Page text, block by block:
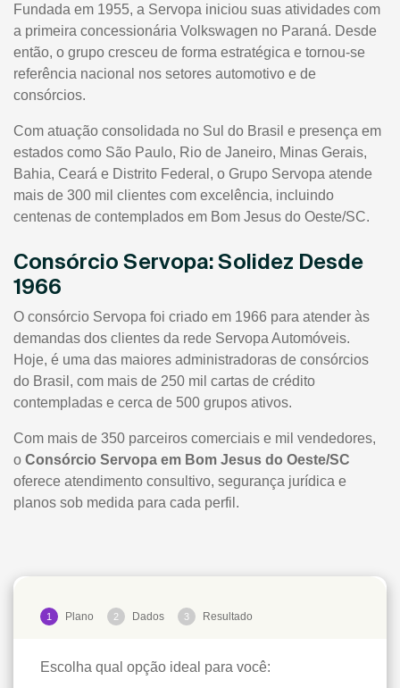
Fundada em 1955, a Servopa iniciou suas atividades com
a primeira concessionária Volkswagen no Paraná. Desde
então, o grupo cresceu de forma estratégica e tornou-se
referência nacional nos setores automotivo e de
consórcios.
Com atuação consolidada no Sul do Brasil e presença em
estados como São Paulo, Rio de Janeiro, Minas Gerais,
Bahia, Ceará e Distrito Federal, o Grupo Servopa atende
mais de 300 mil clientes com excelência, incluindo
centenas de contemplados em Bom Jesus do Oeste/SC.
Consórcio Servopa: Solidez Desde
1966
O consórcio Servopa foi criado em 1966 para atender às
demandas dos clientes da rede Servopa Automóveis.
Hoje, é uma das maiores administradoras de consórcios
do Brasil, com mais de 250 mil cartas de crédito
contempladas e cerca de 500 grupos ativos.
Com mais de 350 parceiros comerciais e mil vendedores,
o Consórcio Servopa em Bom Jesus do Oeste/SC
oferece atendimento consultivo, segurança jurídica e
planos sob medida para cada perfil.
1 Plano 2 Dados 3 Resultado
Escolha qual opção ideal para você: